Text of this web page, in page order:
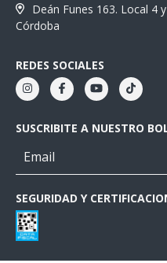
Deán Funes 163. Local 4
Córdoba
REDES SOCIALES
SUSCRIBITE A NUESTRO
SEGURIDAD Y